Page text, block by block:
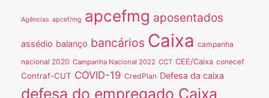
Agências apcef/mg apcefmg aposentados
assédio balanço bancários Caixa campanha
nacional 2020 Campanha Nacional 2022 CCT CEE/Caixa conecef
Contraf-CUT COVID-19 CredPlan Defesa da caixa
defesa do empregado Caixa